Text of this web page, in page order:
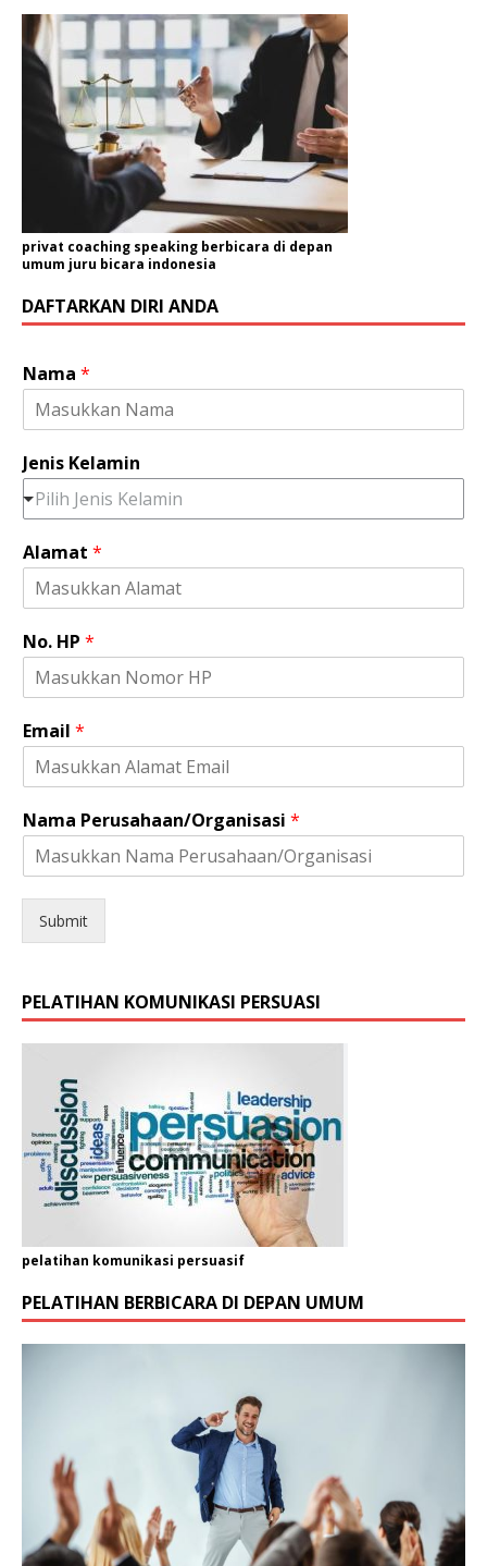
privat coaching speaking berbicara di depan
umum juru bicara indonesia
DAFTARKAN DIRI ANDA
Nama *
Jenis Kelamin
Pilih Jenis Kelamin
Alamat *
A
l
m
t
a
a
No. HP *
Email *
Nama Perusahaan/Organisasi *
Submit
PELATIHAN KOMUNIKASI PERSUASI
pelatihan komunikasi persuasif
PELATIHAN BERBICARA DI DEPAN UMUM